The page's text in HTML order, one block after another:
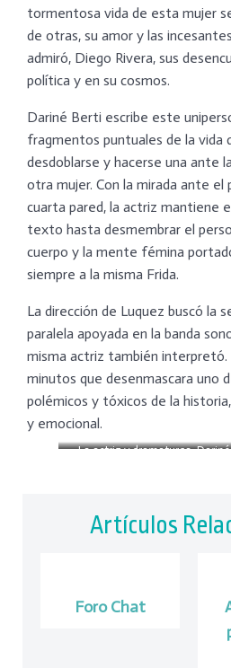
tormentosa vida de esta mujer
de otras, su amor y las
admiró, Diego Rivera, sus
política y en su cosmos.
Dariné Berti escribe este
fragmentos puntuales de la vida
desdoblarse y hacerse una ante
otra mujer. Con la mirada ante el
cuarta pared, la actriz mantiene
texto hasta desmembrar el
cuerpo y la mente fémina
siempre a la misma Frida.
La dirección de Luquez buscó la
paralela apoyada en la banda
misma actriz también interpretó.
minutos que desenmascara uno
polémicos y tóxicos de la
y emocional.
La actriz y dramaturga,
Artículos
Foro Chat